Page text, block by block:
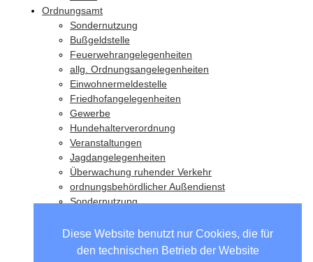
Diese Website benutzt nur Cookies, die für
den technischen Betrieb der Website
Ordnungsamt
Sondernutzung
Bußgeldstelle
Feuerwehrangelegenheiten
allg. Ordnungsangelegenheiten
Einwohnermeldestelle
Friedhofangelegenheiten
Gewerbe
Hundehalterverordnung
Veranstaltungen
Jagdangelegenheiten
Überwachung ruhender Verkehr
ordnungsbehördlicher Außendienst
Sondernutzung
Unsere Partnergemeinden